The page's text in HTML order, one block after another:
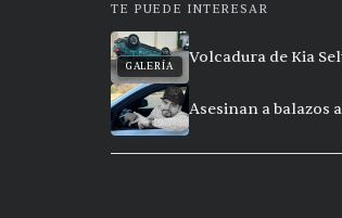
TE PUEDE INTERESAR
GALERÍA Volcadura de Kia
Asesinan a balazos